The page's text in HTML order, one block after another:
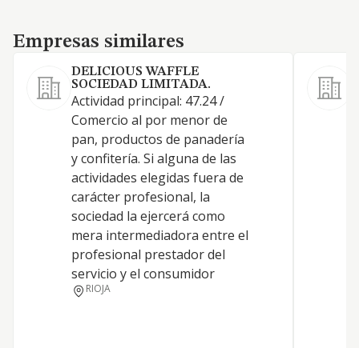
Empresas similares
Empresas similares
DELICIOUS WAFFLE
SOCIEDAD LIMITADA.
Actividad principal: 47.24 /
Comercio al por menor de
pan, productos de panadería
y confitería. Si alguna de las
actividades elegidas fuera de
carácter profesional, la
sociedad la ejercerá como
mera intermediadora entre el
profesional prestador del
servicio y el consumidor
RIOJA